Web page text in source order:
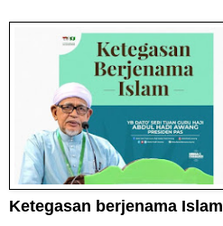
Ketegasan berjenama Islam